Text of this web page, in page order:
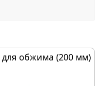
для обжима (200 мм)